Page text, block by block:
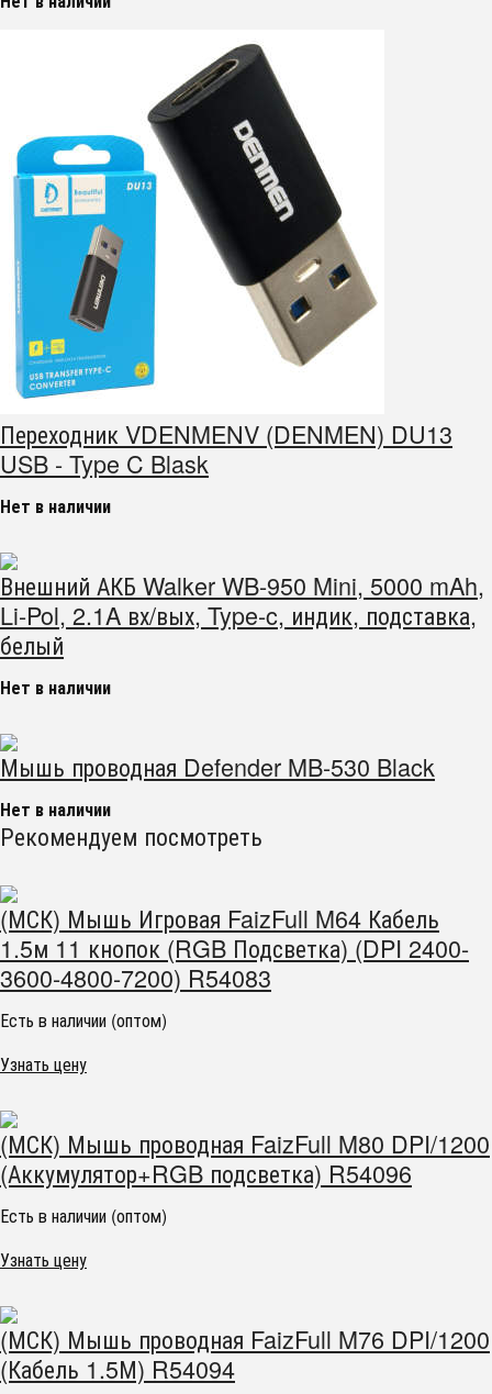
Переходник VDENMENV (DENMEN) DU13
USB - Type C Blask
Нет в наличии
Внешний АКБ Walker WB-950 Mini, 5000 mAh,
Li-Pol, 2.1A вх/вых, Type-c, индик, подставка,
белый
Нет в наличии
Мышь проводная Defender MB-530 Black
Нет в наличии
Рекомендуем посмотреть
(МСК) Мышь Игровая FaizFull M64 Кабель
1.5м 11 кнопок (RGB Подсветка) (DPI 2400-
3600-4800-7200) R54083
Есть в наличии (оптом)
Узнать цену
(МСК) Мышь проводная FaizFull M80 DPI/1200
(Аккумулятор+RGB подсветка) R54096
Есть в наличии (оптом)
Узнать цену
(МСК) Мышь проводная FaizFull M76 DPI/1200
(Кабель 1.5М) R54094